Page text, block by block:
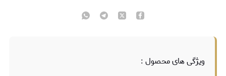
ویژگی های محصول :